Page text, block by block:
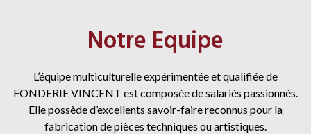
Notre Equipe
L’équipe multiculturelle expérimentée et qualifiée de
FONDERIE VINCENT est composée de salariés passionnés.
Elle possède d’excellents savoir-faire reconnus pour la
fabrication de pièces techniques ou artistiques.